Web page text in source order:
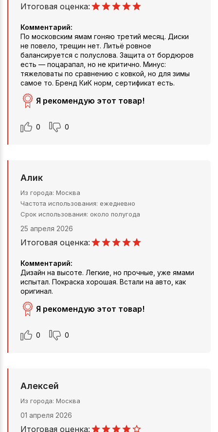
Итоговая оценка:
Комментарий:
По московским ямам гоняю третий месяц. Диски
не повело, трещин нет. Литьё ровное
балансируется с полуслова. Защита от бордюров
есть — поцарапал, но не критично. Минус:
тяжеловаты по сравнению с ковкой, но для зимы
самое то. Бренд КиК норм, сертификат есть.
Я рекомендую этот товар!
0 0
Алик
Из города Москва
Частота использования ежедневно
Срок использования около полугода
25 апреля 2026
Итоговая оценка:
Комментарий:
Дизайн на высоте. Легкие, но прочные, уже ямами
испытал. Покраска хорошая. Встали на авто, как
оригинал.
Я рекомендую этот товар!
0 0
Алексей
Из города Москва
01 апреля 2026
Итоговая оценка: